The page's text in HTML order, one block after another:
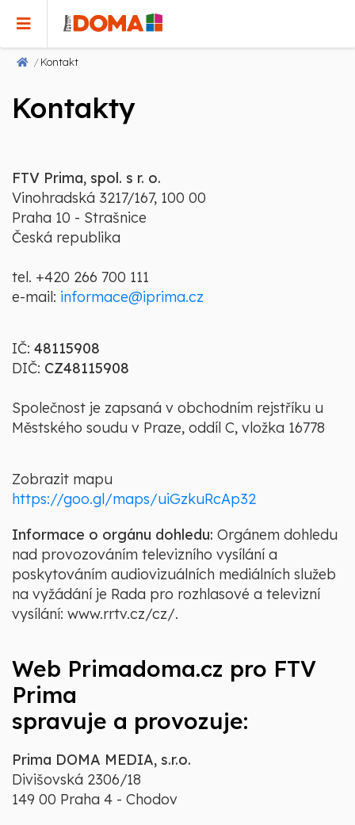
Kontakt
Kontakty
FTV Prima, spol. s r. o.
Vinohradská 3217/167, 100 00
Praha 10 - Strašnice
Česká republika
tel. +420 266 700 111
e-mail: informace@iprima.cz
IČ: 48115908
DIČ: CZ48115908
Společnost je zapsaná v obchodním rejstříku u
Městského soudu v Praze, oddíl C, vložka 16778
Zobrazit mapu
https://goo.gl/maps/uiGzkuRcAp32
Informace o orgánu dohledu: Orgánem dohledu
nad provozováním televizního vysílání a
poskytováním audiovizuálních mediálních služeb
na vyžádání je Rada pro rozhlasové a televizní
vysílání: www.rrtv.cz/cz/.
Web Primadoma.cz pro FTV
Prima
spravuje a provozuje:
Prima DOMA MEDIA, s.r.o.
Divišovská 2306/18
149 00 Praha 4 - Chodov